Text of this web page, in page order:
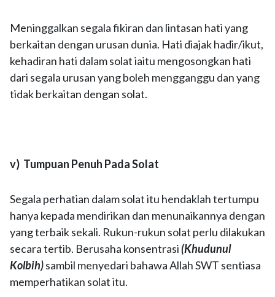
Meninggalkan segala fikiran dan lintasan hati yang
berkaitan dengan urusan dunia. Hati diajak hadir/ikut,
kehadiran hati dalam solat iaitu mengosongkan hati
dari segala urusan yang boleh mengganggu dan yang
tidak berkaitan dengan solat.
v) Tumpuan Penuh Pada Solat
Segala perhatian dalam solat itu hendaklah tertumpu
hanya kepada mendirikan dan menunaikannya dengan
yang terbaik sekali. Rukun-rukun solat perlu dilakukan
secara tertib. Berusaha konsentrasi(Khudunul
Kolbih)sambil menyedari bahawa Allah SWT sentiasa
memperhatikan solat itu.